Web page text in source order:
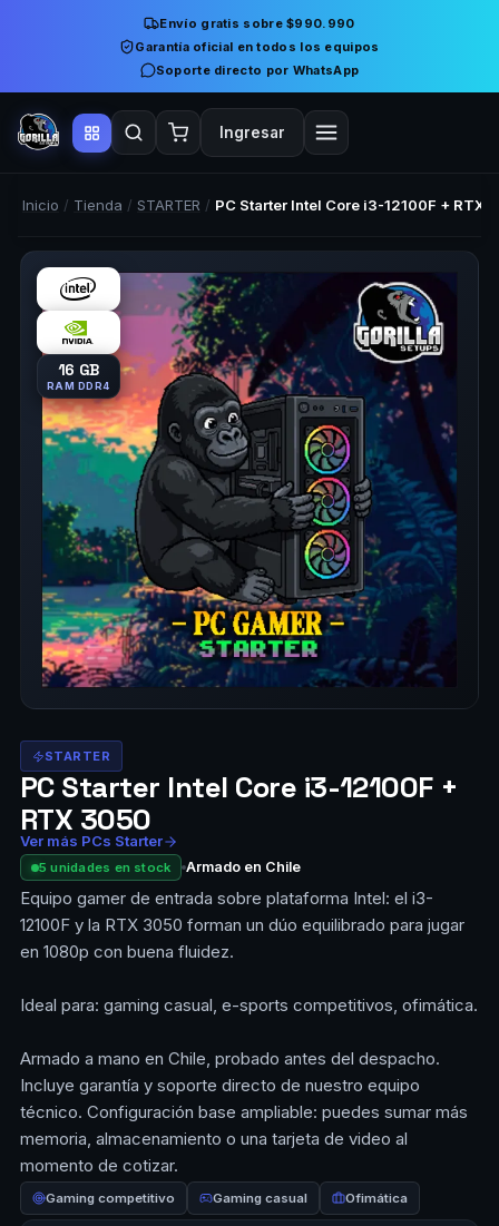
Envío gratis sobre $990.990
Garantía oficial en todos los equipos
Soporte directo por WhatsApp
Ingresar
Inicio / Tienda / STARTER / PC Starter Intel Core i3-12100F + RTX
16 GB
RAM DDR4
STARTER
PC Starter Intel Core i3-12100F +
RTX 3050
Ver más PCs Starter
5 unidades en stock Armado en Chile
Equipo gamer de entrada sobre plataforma Intel: el i3-
12100F y la RTX 3050 forman un dúo equilibrado para jugar
en 1080p con buena fluidez.
Ideal para: gaming casual, e-sports competitivos, ofimática.
Armado a mano en Chile, probado antes del despacho.
Incluye garantía y soporte directo de nuestro equipo
técnico. Configuración base ampliable: puedes sumar más
memoria, almacenamiento o una tarjeta de video al
momento de cotizar.
Gaming competitivo Gaming casual Ofimática